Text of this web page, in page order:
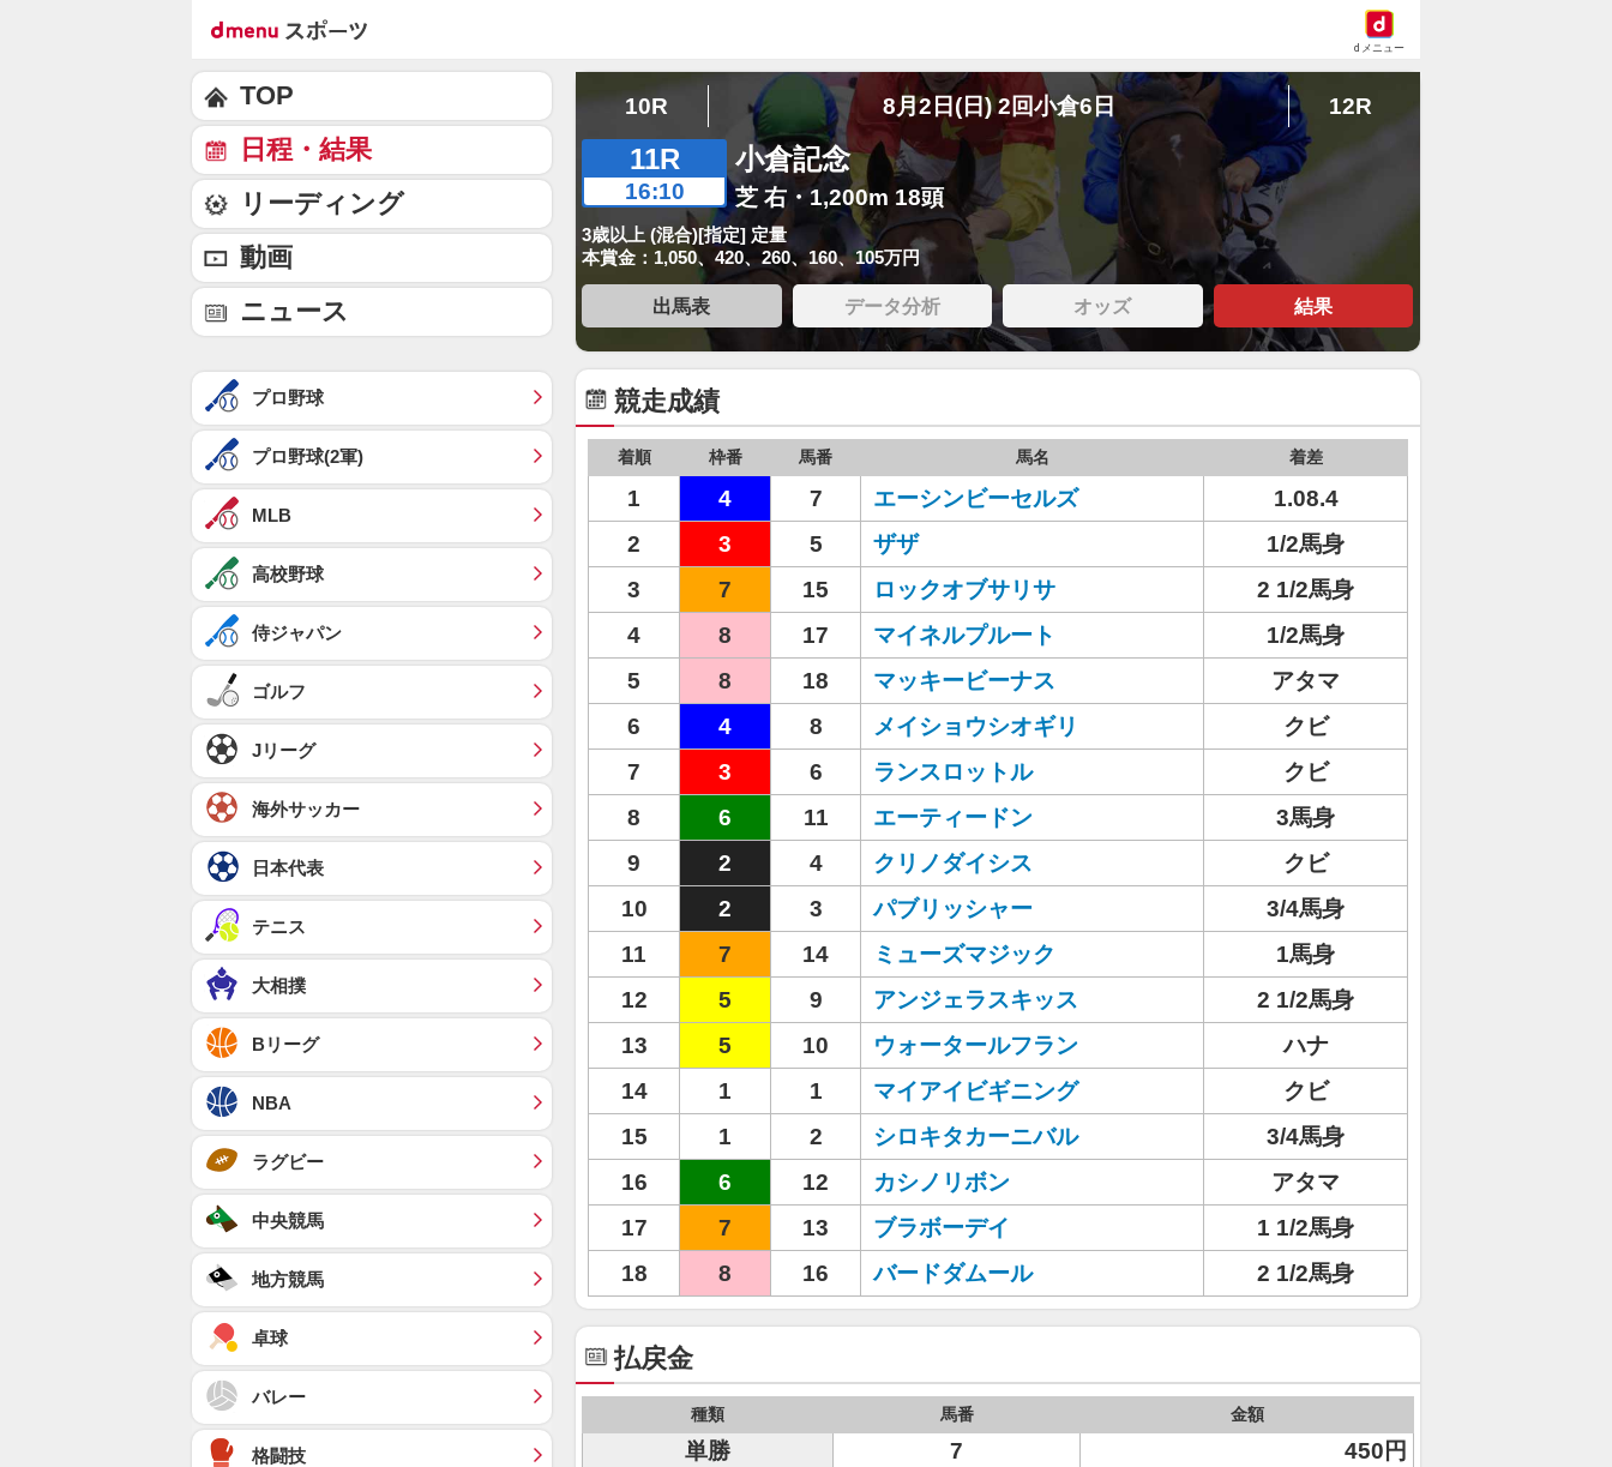
dメニュー
10R 8月2日(日) 2回小倉6日 12R
11R
16:10
小倉記念
芝 右・1,200m 18頭
3歳以上 (混合)[指定] 定量
本賞金：1,050、420、260、160、105万円
出馬表 データ分析 オッズ 結果
競走成績
着順 枠番 馬番 馬名 着差
1 4 7 エーシンビーセルズ
1.08.4
2
3 5 ザザ
1/2馬身
3
7 15 ロックオブサリサ
2 1/2馬身
4
8 17 マイネルプルート
1/2馬身
5
8 18 マッキービーナス
アタマ
6
4 8 メイショウシオギリ
クビ
7
3 6 ランスロットル
クビ
8
6 11 エーティードン
3馬身
9
2 4 クリノダイシス
クビ
10
2 3 パブリッシャー
3/4馬身
11
7 14 ミューズマジック
1馬身
12
5 9 アンジェラスキッス
2 1/2馬身
13
5 10 ウォータールフラン
ハナ
14
1 1 マイアイビギニング
クビ
15
1 2 シロキタカーニバル
3/4馬身
16
6 12 カシノリボン
アタマ
17
7 13 ブラボーデイ
1 1/2馬身
18
8 16 バードダムール 2 1/2馬身
払戻金
種類 馬番 金額
単勝 7 450円
TOP
日程・結果
リーディング
動画
ニュース
プロ野球
プロ野球(2軍)
MLB
高校野球
侍ジャパン
ゴルフ
Jリーグ
海外サッカー
日本代表
テニス
大相撲
Bリーグ
NBA
ラグビー
中央競馬
地方競馬
卓球
バレー
格闘技